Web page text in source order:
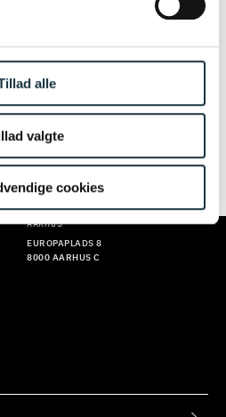
alle
valgte
cookies
I DIN
nyhedsbrev lige nu. Prøv
AARHUS
EUROPAPLADS 8
8000 AARHUS C